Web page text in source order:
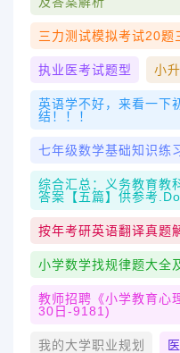
三力测试模拟考试20题
执业医考试题型 小
英语学不好，来看一下
结！！！
七年级数学基础知识练
综合汇总：义务教育教
答案【五篇】供参考
按年考研英语翻译真题
小学数学找规律题大全
教师招聘《小学教育心
30日-9181)
我的大学职业规划